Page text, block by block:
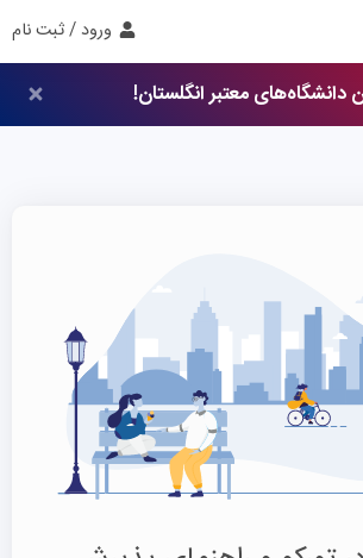
ورود / ثبت نام
دانشگاه‌های معتبر انگلستان!